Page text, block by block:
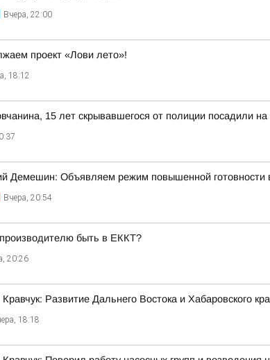
Вчера, 22:00
проект «Лови лето»!
18:12
15 лет скрывавшегося от полиции посадили на
Демешин: Объявляем режим повышенной готовности
Вчера, 20:54
быть в ЕККТ?
20:26
Кравчук: Развитие Дальнего Востока и Хабаровского
18:18